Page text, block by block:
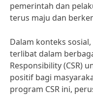
pemerintah dan
terus maju dan
Dalam konteks
terlibat dalam
Responsibility (CSR)
positif bagi
program CSR ini,